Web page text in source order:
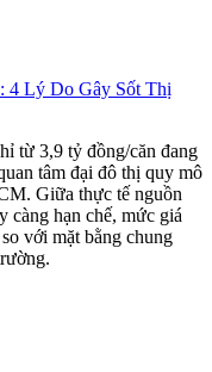
4 Lý Do Gây Sốt Thị
từ 3,9 tỷ đồng/căn đang
tâm đại đô thị quy mô
Giữa thực tế nguồn
càng hạn chế, mức giá
với mặt bằng chung